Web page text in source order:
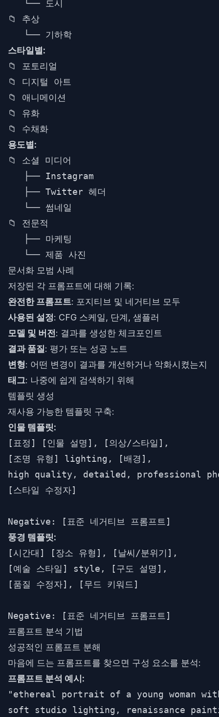
   └── 도시
📁 추상
스타일별:
📁 포토리얼
📁 디지털 아트
📁 애니메이션
📁 유화
용도별:
📁 소셜 미디어
   ├── Instagram
   ├── Twitter 헤더
   └── 썸네일
📁 전문적
   ├── 마케팅
문서화 모범 사례
저장된 각 프롬프트에 대해 기록:
완전한 프롬프트: 포지티브 및 네거티브 모두
사용된 설정: CFG 스케일, 단계, 샘플러
모델 및 버전 : 결과를 생성한 체크포인트
결과 품질 : 평가 또는 성공 노트
변형: 어떤 변경이 결과를 개선하거나 악화시켰는지
태그: 나중에 쉽게 검색하기 위해
템플릿 생성
재사용 가능한 템플릿 구축:
인물 템플릿:
[표정] [인물 설명], [의상/스타일],
[조명 유형] lighting, [배경],
high quality, detailed, professional
[스타일 수정자]
풍경 템플릿:
[시간대] [장소 유형], [날씨/분위기],
[예술 스타일] style, [구도 설명],
[품질 수정자], [무드 키워드]
프롬프트 분석 기법
성공적인 프롬프트 분해
마음에 드는 프롬프트를 찾으면 구성 요소를 분석:
프롬프트 분석 예시:
"ethereal portrait of a young woman
soft studio lighting, renaissance